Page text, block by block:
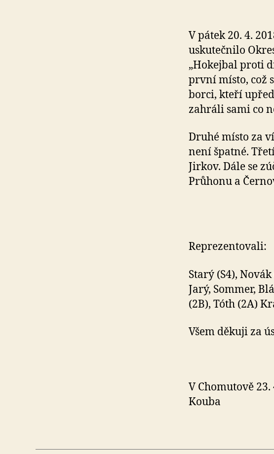
V pátek 20. 4.
uskutečnilo
„Hokejbal proti
první místo, což
borci, kteří
zahráli sami co
Druhé místo za
není špatné.
Jirkov. Dále se
Průhonu a
Reprezentovali:
Starý (S4),
Jarý, Sommer,
(2B), Tóth (2A)
Všem děkuji za
V
Kouba